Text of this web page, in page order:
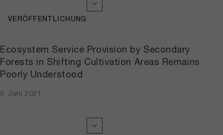
Ecosystem Service Provision by Secondary
Forests in Shifting Cultivation Areas Remains
Poorly Understood
9. Juni 2021
VERÖFFENTLICHUNG